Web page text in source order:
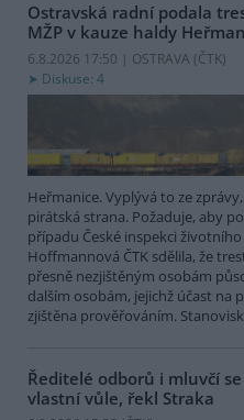
Ostravská radní podala
MŽP v kauze haldy
6.8.2026 17:50 | OSTRAVA (ČTK)
Diskuse: 4
Heřmanice. Vyplývá to ze
pirátská strana. Požaduje, aby
případu České inspekci
Hoffmannová ČTK sdělila, že
přesně nezjištěným osobám
dalším osobám, jejichž účast na
zjištěna prověřováním.
Ředitelé odborů i mluvčí
vlastní vůle, řekl Straka